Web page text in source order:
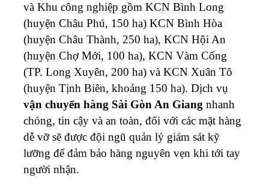
và Khu công nghiệp gồm KCN Bình Long
(huyện Châu Phú, 150 ha) KCN Bình Hòa
(huyện Châu Thành, 250 ha), KCN Hội An
(huyện Chợ Mới, 100 ha), KCN Vàm Cống
(TP. Long Xuyên, 200 ha) và KCN Xuân Tô
(huyện Tịnh Biên, khoảng 150 ha). Dịch vụ
vận chuyển hàng Sài Gòn An Giang nhanh
chóng, tin cậy và an toàn, đối với các mặt hàng
dễ vỡ sẽ được đội ngũ quản lý giám sát kỹ
lưỡng để đảm bảo hàng nguyên vẹn khi tới tay
người nhận.